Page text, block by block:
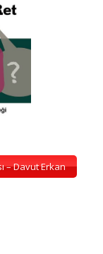
– Davut Erkan